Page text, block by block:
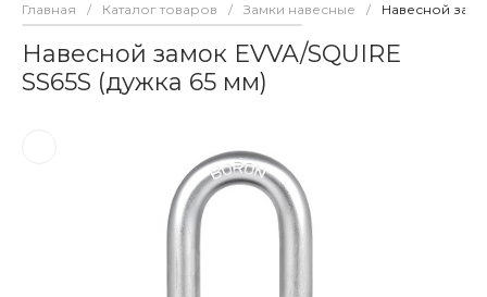
Главная / Каталог товаров / Замки навесные / Навесной
Навесной замок EVVA/SQUIRE
SS65S (дужка 65 мм)